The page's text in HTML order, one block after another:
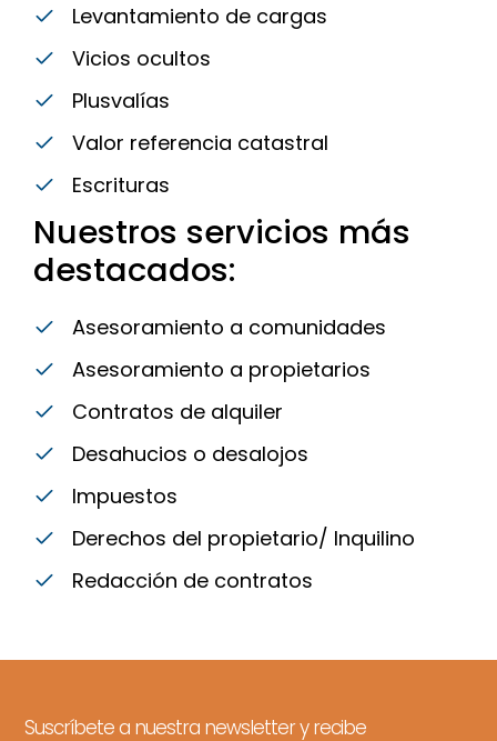
Nuestros servicios más
destacados:
Asesoramiento a comunidades
Asesoramiento a propietarios
Contratos de alquiler
Desahucios o desalojos
Impuestos
Derechos del propietario/ Inquilino
Redacción de contratos
Levantamiento de cargas
Vicios ocultos
Plusvalías
Valor referencia catastral
Escrituras
Suscríbete a nuestra newsletter y recibe